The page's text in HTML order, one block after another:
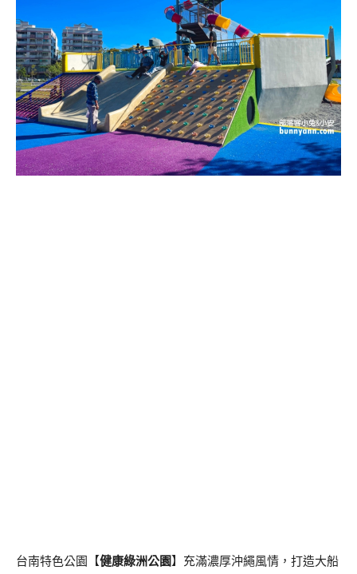
台南特色公園【健康綠洲公園】充滿濃厚沖繩風情，打造大船